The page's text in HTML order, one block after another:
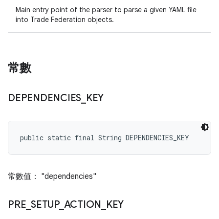
Main entry point of the parser to parse a given YAML file
into Trade Federation objects.
常數
DEPENDENCIES KEY
public static final String DEPENDENCIES_KEY
常數值： "dependencies"
PRE SETUP_ ACTION KEY